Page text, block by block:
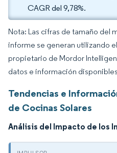
CAGR del 9,78%.
Nota: Las cifras de tamaño del
informe se generan utilizando
propietario de Mordor
datos e información
Tendencias e
de Cocinas Solares
Análisis del Impacto de los